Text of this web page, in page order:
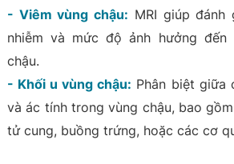
- Viêm vùng chậu: MRI giúp đánh
nhiễm và mức độ ảnh hưởng đến
chậu.
- Khối u vùng chậu: Phân biệt giữa
và ác tính trong vùng chậu, bao
tử cung, buồng trứng, hoặc các cơ